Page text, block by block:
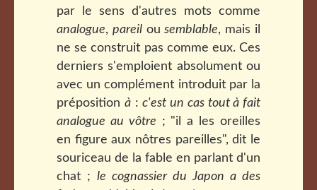
par le sens d'autres mots comme
analogue, pareilousemblable, mais il
ne se construit pas comme eux. Ces
derniers s'emploient absolument ou
avec un complément introduit par la
préposition à:c'est un cas tout à fait
analogue au vôtre ; "il a les oreilles
en figure aux nôtres pareilles", dit le
souriceau de la fable en parlant d'un
chat ; le cognassier du Japon a des